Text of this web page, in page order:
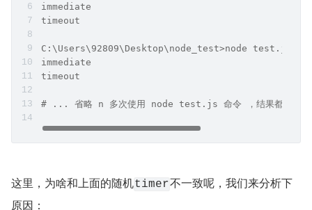
immediate
timeout
C:\Users\92809\Desktop\node_test>node test.js
immediate
timeout
# ... 省略 n 多次使用 node test.js 命令 ，结果都输出
这里，为啥和上面的随机timer不一致呢，我们来分析下
原因：